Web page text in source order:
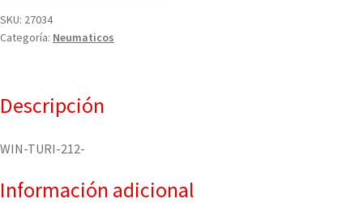
SKU: 27034
Categoría: Neumaticos
Descripción
WIN-TURI-212-
Información adicional